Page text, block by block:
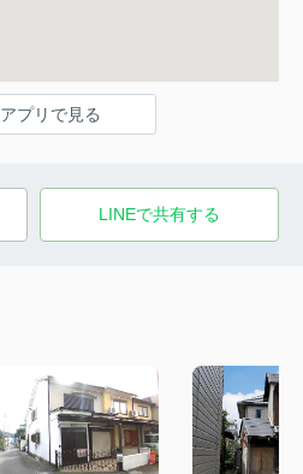
プリで見る
LINEで共有する